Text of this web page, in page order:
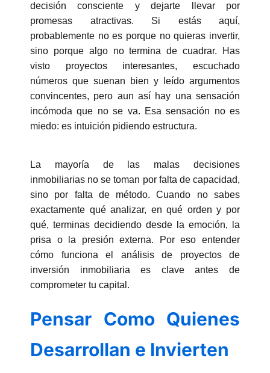
decisión consciente y dejarte llevar por
promesas atractivas. Si estás aquí,
probablemente no es porque no quieras invertir,
sino porque algo no termina de cuadrar. Has
visto proyectos interesantes, escuchado
números que suenan bien y leído argumentos
convincentes, pero aun así hay una sensación
incómoda que no se va. Esa sensación no es
miedo: es intuición pidiendo estructura.
La mayoría de las malas decisiones
inmobiliarias no se toman por falta de capacidad,
sino por falta de método. Cuando no sabes
exactamente qué analizar, en qué orden y por
qué, terminas decidiendo desde la emoción, la
prisa o la presión externa. Por eso entender
cómo funciona el análisis de proyectos de
inversión inmobiliaria es clave antes de
comprometer tu capital.
Pensar Como Quienes
Desarrollan e Invierten